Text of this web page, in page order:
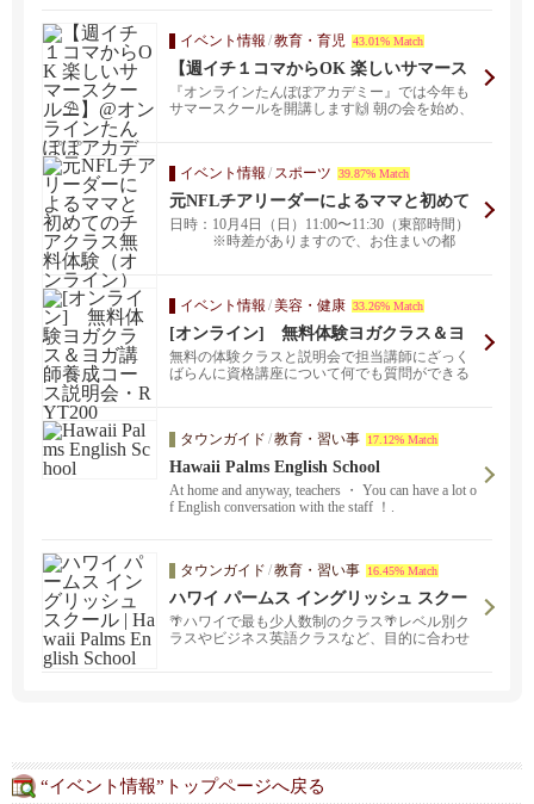
イベント情報 /教育・育児 43.01% Match
【週イチ１コマからOK 楽しいサマース
クール⛱】@オンラインたんぽぽアカデ
ミー
『オンラインたんぽぽアカデミー』では今年も
サマースクールを開講します🙌 朝の会を始め、
イベント情報 / スポーツ 39.87% Match
元NFLチアリーダーによるママと初めて
のチアクラス無料体験（オンライン）
日時：10月4日（日）11:00〜11:30（東部時間）
※時差がありますので、お住まいの都
イベント情報 /美容・健康 33.26% Match
[オンライン] 無料体験ヨガクラス＆ヨ
ガ講師養成コース説明会・RYT200
無料の体験クラスと説明会で担当講師にざっく
ばらんに資格講座について何でも質問ができる
タウンガイド /教育・習い事 17.12% Match
Hawaii Palms English School
At home and anyway, teachers ・ You can have a lot o
f English conversation with the staff ！.
タウンガイド /教育・習い事 16.45% Match
ハワイ パームス イングリッシュ スクー
ル | Hawaii Palms English School
🌴ハワイで最も少人数制のクラス🌴レベル別ク
ラスやビジネス英語クラスなど、目的に合わせ
“イベント情報”トップページへ戻る